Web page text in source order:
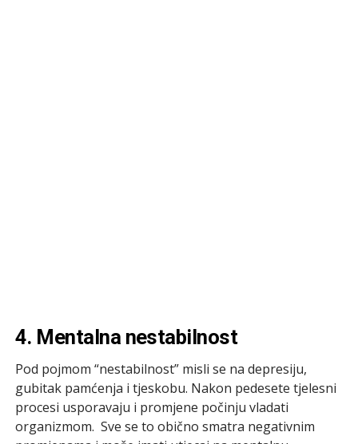
4. Mentalna nestabilnost
Pod pojmom “nestabilnost” misli se na depresiju,
gubitak pamćenja i tjeskobu. Nakon pedesete tjelesni
procesi usporavaju i promjene počinju vladati
organizmom. Sve se to obično smatra negativnim